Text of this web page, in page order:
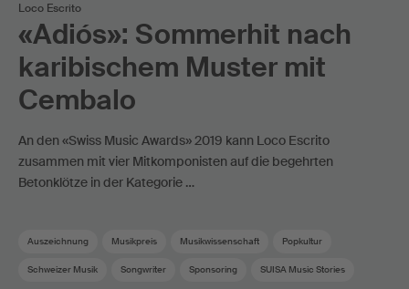
Loco Escrito
«Adiós»: Sommerhit nach
karibischem Muster mit
Cembalo
An den «Swiss Music Awards» 2019 kann Loco Escrito
zusammen mit vier Mitkomponisten auf die begehrten
Betonklötze in der Kategorie …
Auszeichnung Musikpreis Musikwissenschaft Popkultur
Schweizer Musik Songwriter Sponsoring SUISA Music Stories